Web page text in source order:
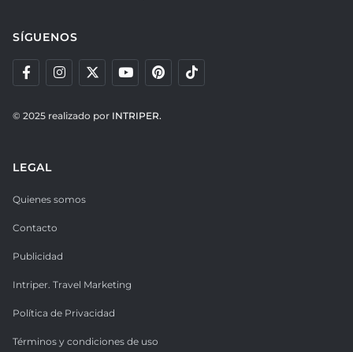
SÍGUENOS
© 2025 realizado por INTRIPER.
LEGAL
Quienes somos
Contacto
Publicidad
Intriper. Travel Marketing
Política de Privacidad
Términos y condiciones de uso